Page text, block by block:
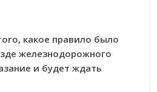
какое правило было
железнодорожного
и будет ждать